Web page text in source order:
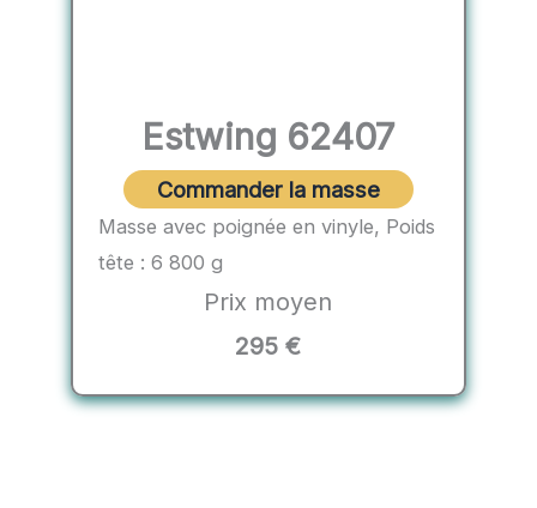
Estwing 62407
Commander la masse
Masse avec poignée en vinyle, Poids
tête : 6 800 g
Prix moyen
295 €